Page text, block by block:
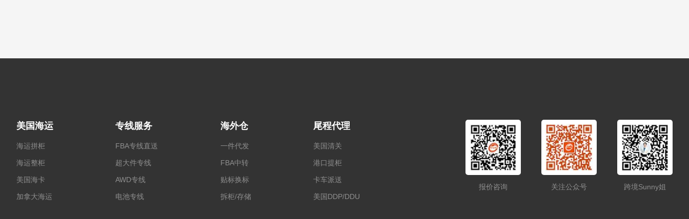
美国海运
海运拼柜
海运整柜
美国海卡
加拿大海运
专线服务
FBA专线直送
超大件专线
AWD专线
电池专线
海外仓
一件代发
FBA中转
贴标换标
拆柜/存储
尾程代理
美国清关
港口提柜
卡车派送
美国DDP/DDU
报价咨询 关注公众号 跨境Sunny姐